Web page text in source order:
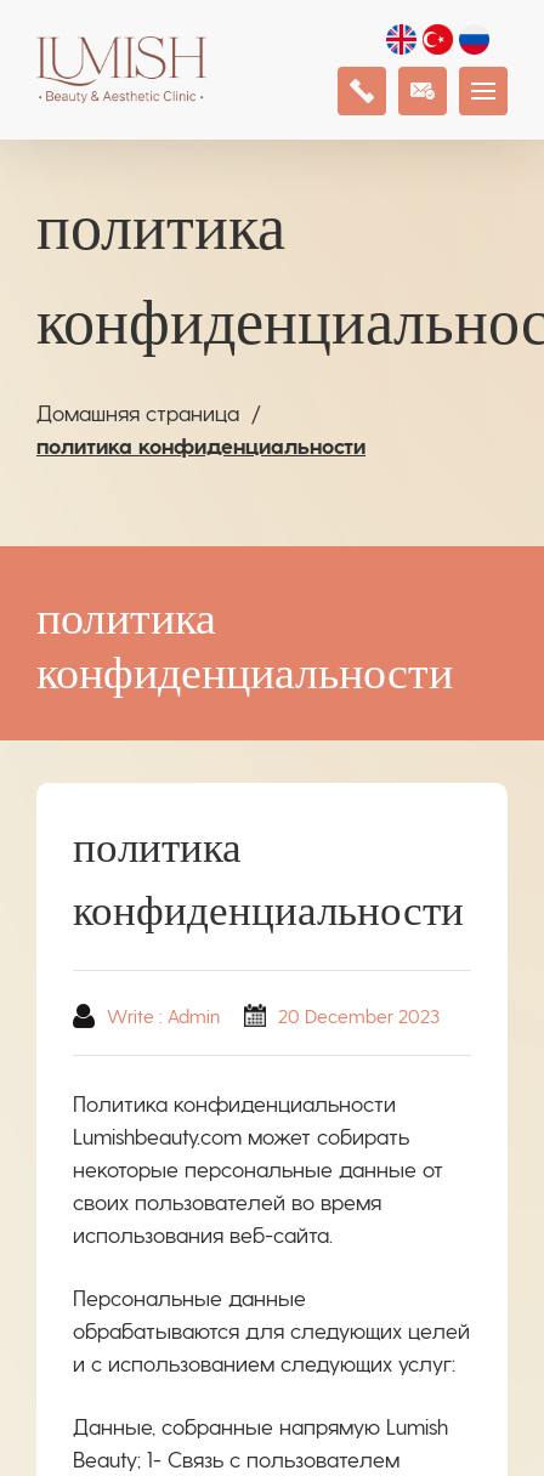
политика
Домашняя страница
политика конфиденциальности
политика
конфиденциальности
политика
конфиденциальности
Write : Admin 20 December 2023
Политика конфиденциальности
Lumishbeauty.com может собирать
некоторые персональные данные от
своих пользователей во время
использования веб-сайта.
Персональные данные
обрабатываются для следующих целей
и с использованием следующих услуг:
Данные, собранные напрямую Lumish
Beauty; 1- Связь с пользователем